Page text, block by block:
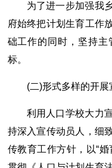
为了进一步加强我
府始终把计划生育工作
础工作的同时，坚持主
标。
(二)形式多样的开
利用人口学校大力
持深入宣传动员人，细
传教育工作方针，以“